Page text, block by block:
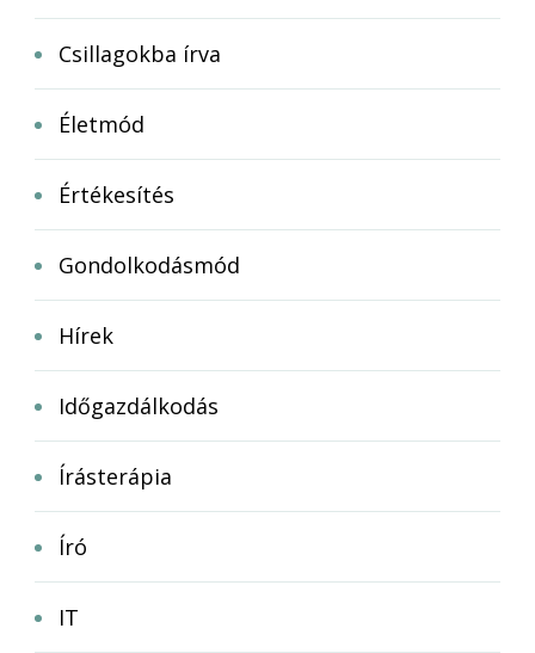
Csillagokba írva
Életmód
Értékesítés
Gondolkodásmód
Hírek
Időgazdálkodás
Írásterápia
Író
IT